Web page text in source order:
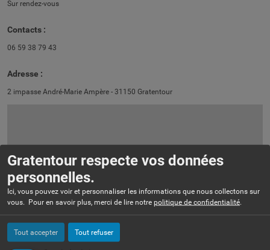
Gratentour respecte vos données
personnelles.
Ici, vous pouvez voir et personnaliser les informations que nous collectons sur
vous. Pour en savoir plus, merci de lire notre politique de confidentialité.
Tout accepter Tout refuser
Sur rendez-vous
Contacts :
06 59 38 79 43
Adresse :
2 impasse André-Marie Ampère - 31150 Gratentour